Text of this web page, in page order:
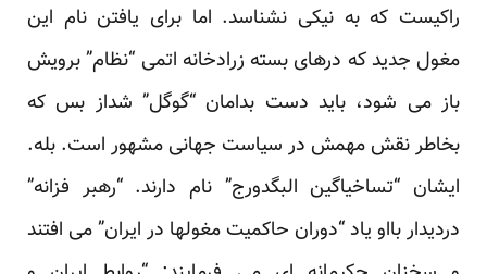
راکیست که به نیکی نشناسد. اما برای یافتن نام این
مغول جدید که درهای بسته زرادخانه اتمی “نظام” برویش
باز می شود، باید دست بدامان “گوگل” شداز بس که
بخاطر نقش مهمش در سیاست جهانی مشهور است. بله.
ایشان “تساخیاگین البگدورج” نام دارند. “رهبر فزانه”
دردیدار بااو یاد “دوران حاکمیت مغولها در ایران” می افتند